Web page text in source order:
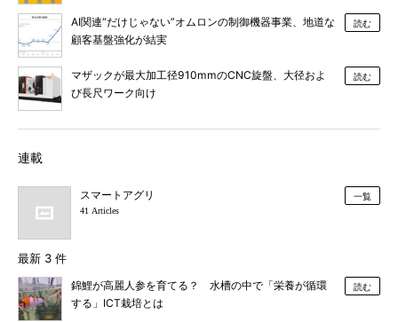
AI関連“だけじゃない”オムロンの制御機器事業、地道な
顧客基盤強化が結実
読む
マザックが最大加工径910mmのCNC旋盤、大径およ
び長尺ワーク向け
読む
連載
スマートアグリ
41 Articles
一覧
最新 3 件
錦鯉が高麗人参を育てる？ 水槽の中で「栄養が循環
する」ICT栽培とは
読む